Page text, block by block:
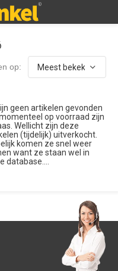
op:
geen artikelen gevonden
op voorraad zijn
Wellicht zijn deze
(tijdelijk) uitverkocht.
komen ze snel weer
want ze staan wel in
database....